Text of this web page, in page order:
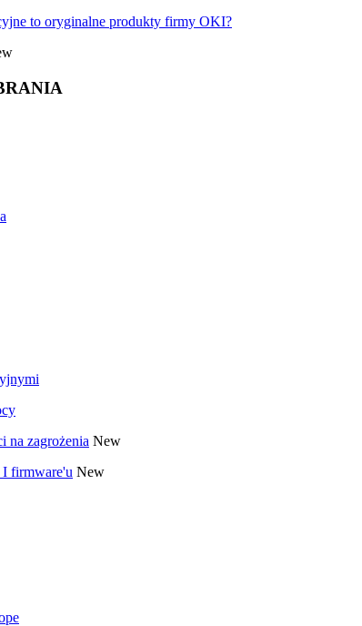
to oryginalne produkty firmy OKI?
na zagrożenia New
firmware'u New